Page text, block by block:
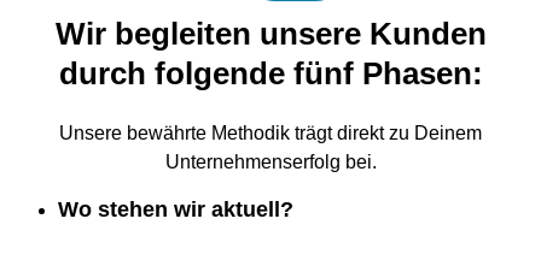
Wir begleiten unsere Kunden
durch folgende fünf Phasen:
Unsere bewährte Methodik trägt direkt zu Deinem
Unternehmenserfolg bei.
Wo stehen wir aktuell?